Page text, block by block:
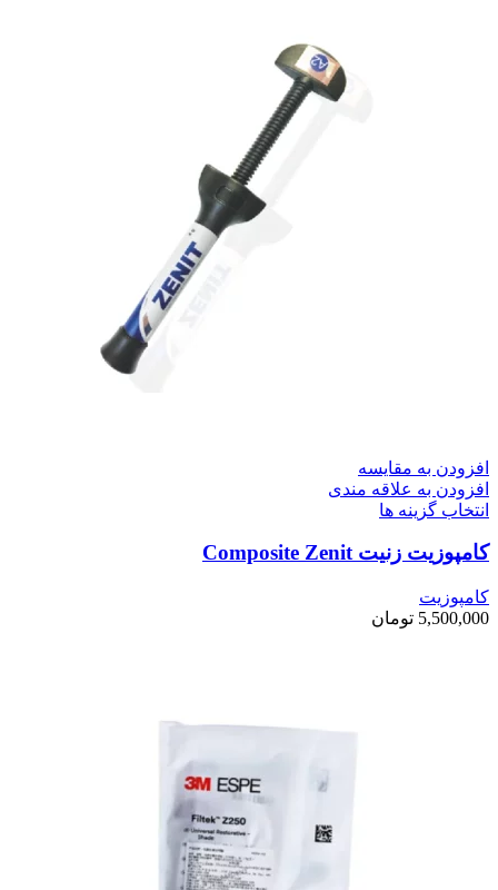
افزودن به مقایسه
افزودن به علاقه مندی
انتخاب گزینه ها
کامپوزیت زنیت Composite Zenit
کامپوزیت
5,500,000 تومان